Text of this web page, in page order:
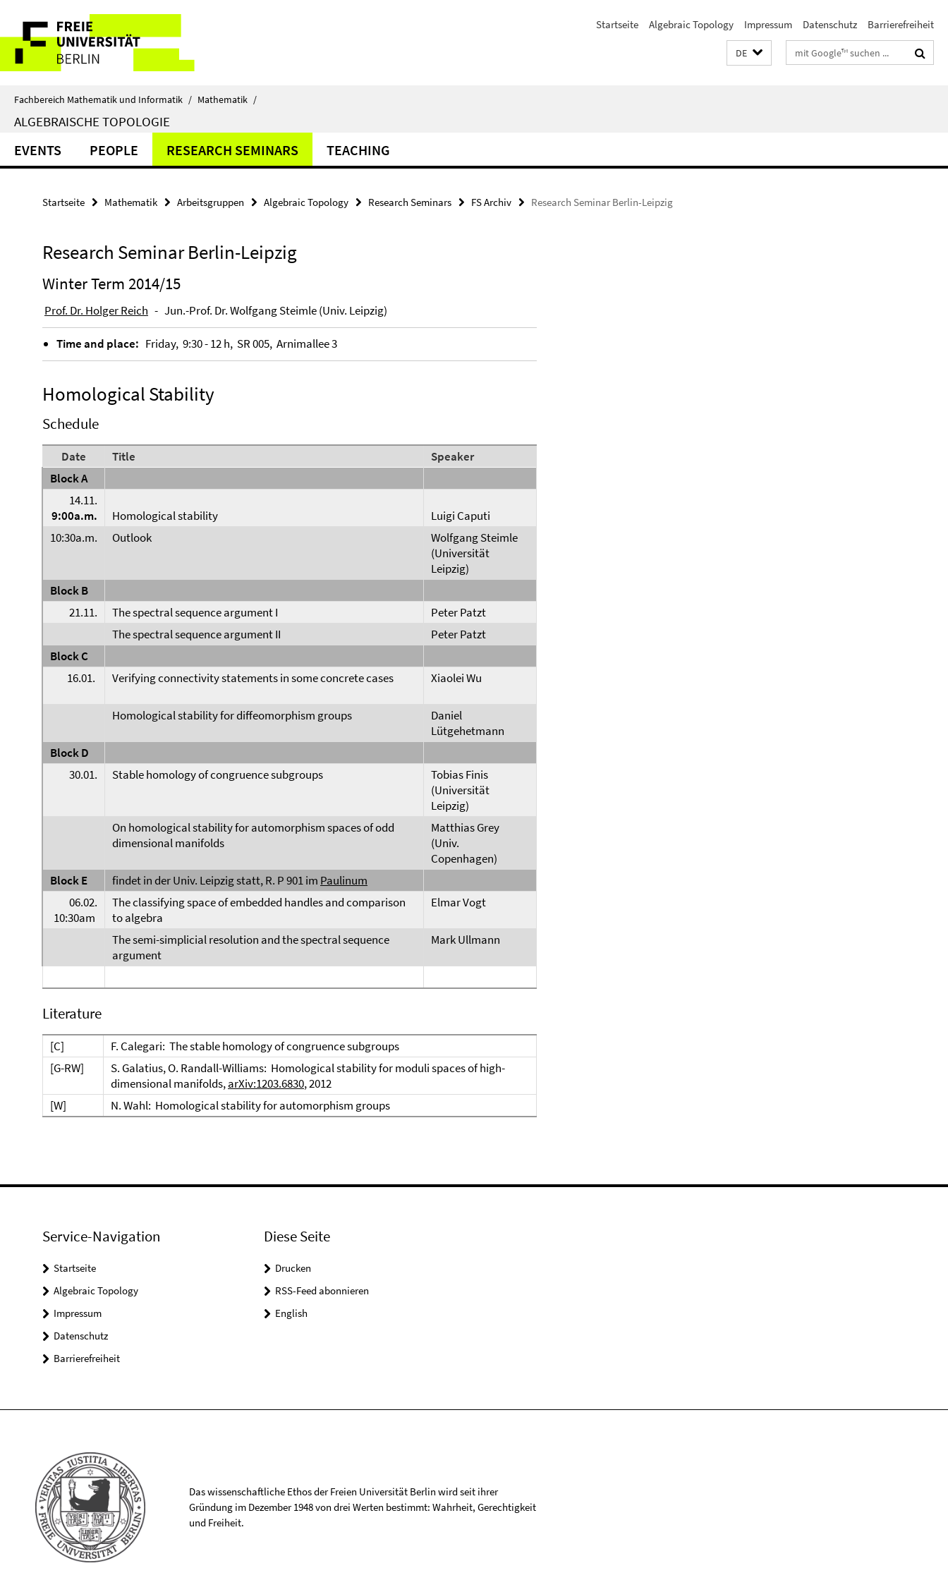
direkt
Inhalt
Service-
Navigation
Startseite Algebraic Topology Impressum Datenschutz Barrierefreiheit
DE Suchbegriffe
Fachbereich Mathematik und Informatik / Mathematik /
ALGEBRAISCHE TOPOLOGIE
EVENTS PEOPLE RESEARCH SEMINARS TEACHING
Startseite Mathematik Arbeitsgruppen Algebraic Topology Research Seminars FS Archiv Research Seminar Berlin-Leipzig
Research Seminar Berlin-Leipzig
Winter Term 2014/15
Prof. Dr. Holger Reich - Jun.-Prof. Dr. Wolfgang Steimle (Univ. Leipzig)
Time and place: Friday, 9:30 - 12 h, SR 005, Arnimallee 3
Homological Stability
Schedule
Date Title
Speaker
Block A
14.11.
9:00a.m.
Homological stability
Luigi Caputi
10:30a.m.
Outlook
Wolfgang Steimle
(Universität
Leipzig)
Block B
21.11.
The spectral sequence argument I
Peter Patzt
The spectral sequence argument II
Peter Patzt
Block C
16.01.
Verifying connectivity statements in some concrete cases Xiaolei Wu
Homological stability for diffeomorphism groups
Daniel
Lütgehetmann
Block D
30.01.
Stable homology of congruence subgroups
Tobias Finis
(Universität
Leipzig)
On homological stability for automorphism spaces of odd
dimensional manifolds
Matthias Grey
(Univ.
Copenhagen)
Block E
findet in der Univ. Leipzig statt, R. P 901 im Paulinum
06.02.
10:30am
The classifying space of embedded handles and comparison
to algebra
Elmar Vogt
The semi-simplicial resolution and the spectral sequence
argument
Mark Ullmann
Literature
[C]
F. Calegari: The stable homology of congruence subgroups
[G-RW]
S. Galatius, O. Randall-Williams: Homological stability for moduli spaces of high-
dimensional manifolds,arXiv:1203.6830, 2012
[W]
N. Wahl: Homological stability for automorphism groups
Service-Navigation
Startseite
Algebraic Topology
Impressum
Datenschutz
Barrierefreiheit
Diese Seite
Drucken
RSS-Feed abonnieren
English
Das wissenschaftliche Ethos der Freien Universität Berlin wird seit ihrer
Gründung im Dezember 1948 von drei Werten bestimmt: Wahrheit, Gerechtigkeit
und Freiheit.